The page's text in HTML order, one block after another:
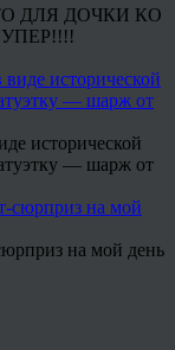
ДЛЯ ДОЧКИ КО
исторической
— шарж от
на мой день